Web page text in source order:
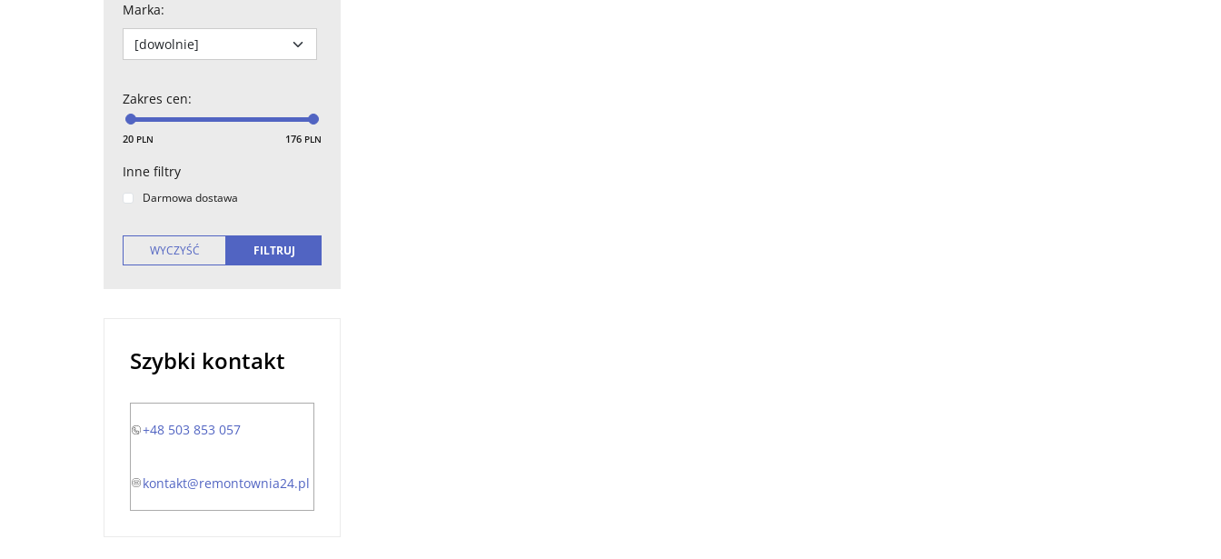
Marka:
Zakres cen:
20 PLN 176 PLN
Inne filtry
Darmowa dostawa
Szybki kontakt
+48 503 853 057
kontakt@remontownia24.pl